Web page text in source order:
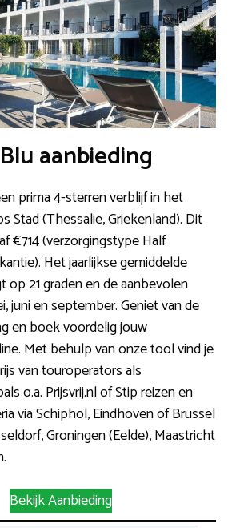
aanbieding
prima 4-sterren verblijf in het
Stad (Thessalie, Griekenland). Dit
€714 (verzorgingstype Half
Het jaarlijkse gemiddelde
op 21 graden en de aanbevolen
juni en september. Geniet van de
en boek voordelig jouw
Met behulp van onze tool vind je
van touroperators als
o.a. Prijsvrij.nl of Stip reizen en
via Schiphol, Eindhoven of Brussel
Groningen (Eelde), Maastricht
Bekijk Aanbieding